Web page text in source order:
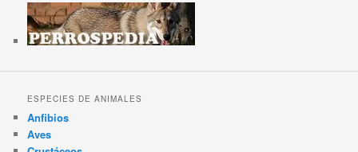
ESPECIES DE ANIMALES
Anfibios
Aves